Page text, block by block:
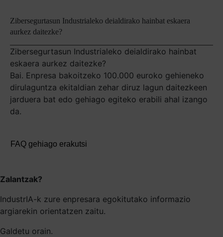
Zibersegurtasun Industrialeko deialdirako hainbat eskaera
aurkez daitezke?
Zibersegurtasun Industrialeko deialdirako hainbat
eskaera aurkez daitezke?
Bai. Enpresa bakoitzeko 100.000 euroko gehieneko
dirulaguntza ekitaldian zehar diruz lagun daitezkeen
jarduera bat edo gehiago egiteko erabili ahal izango
da.
FAQ gehiago erakutsi
Zalantzak?
IndustrIA-k zure enpresara egokitutako informazio
argiarekin orientatzen zaitu.
Galdetu orain.